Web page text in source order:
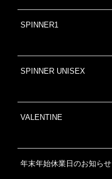
SPINNER1
SPINNER UNISEX
VALENTINE
年末年始休業日のお知らせ